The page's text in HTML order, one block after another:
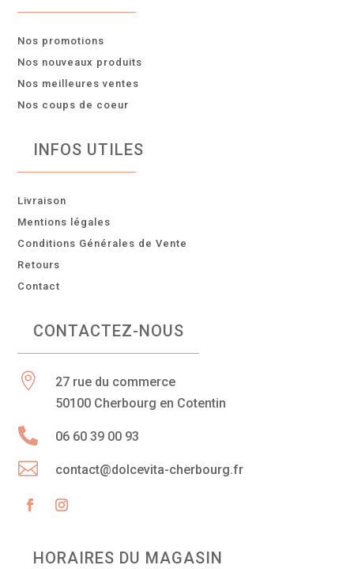
Nos promotions
Nos nouveaux produits
Nos meilleures ventes
Nos coups de coeur
INFOS UTILES
Livraison
Mentions légales
Conditions Générales de Vente
Retours
Contact
CONTACTEZ-NOUS

27 rue du commerce
50100 Cherbourg en Cotentin
 06 60 39 00 93
 contact@dolcevita-cherbourg.fr
HORAIRES DU MAGASIN